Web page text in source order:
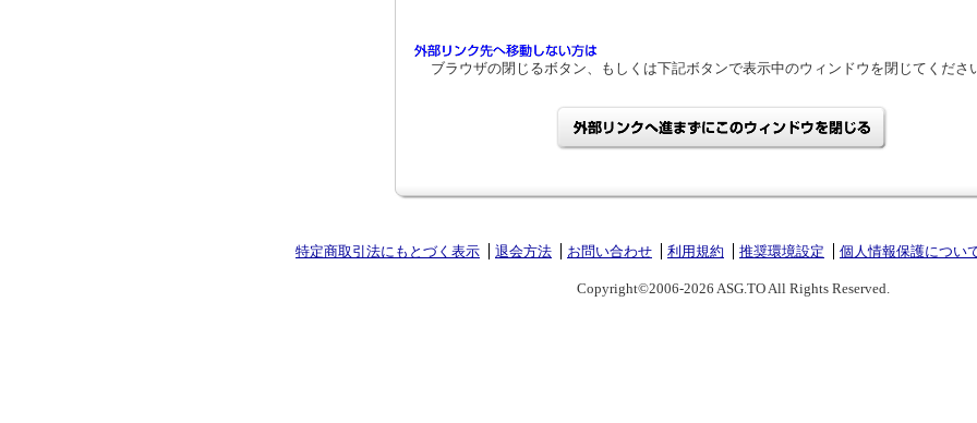
ブラウザの閉じるボタン、もしくは下記ボタンで表示中のウィンドウを閉じてくださ
特定商取引法にもとづく表示 退会方法 お問い合わせ 利用規約 推奨環境設定 個人情報保護につい
Copyright©2006-2026 ASG.TO All Rights Reserved.